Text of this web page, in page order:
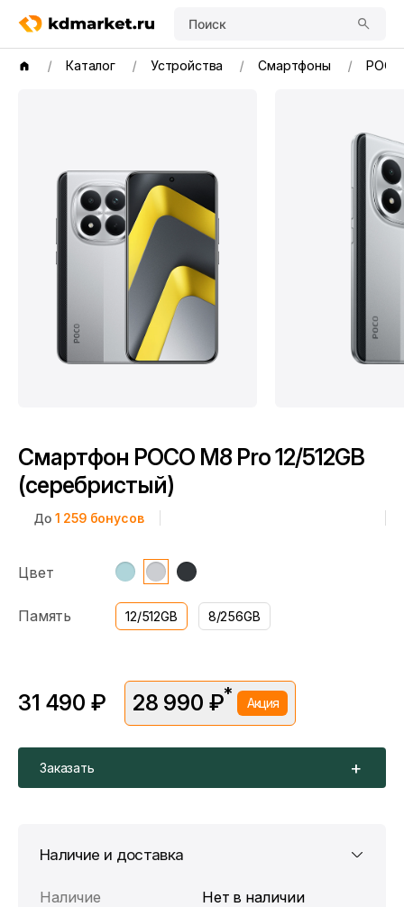
Поиск
Каталог Устройства Смартфоны
Смартфон POCO M8 Pro 12/512GB
(серебристый)
До 1 259бонусов
Цвет
Память 12/512GB 8/256GB
31 490 ₽ 28 990 ₽* Акция
Цена без скидки —31 490 ₽. Подробности уточняйте у
консультантов.
Заказать
Наличие и доставка
Наличие
Нет в наличии